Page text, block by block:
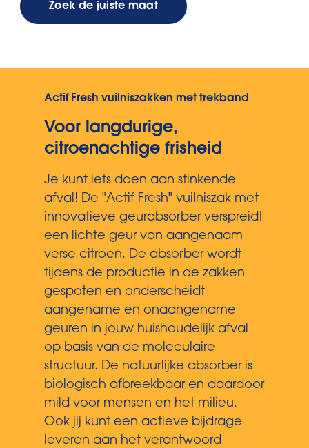
Zoek de juiste maat
Actif Fresh vuilniszakken met trekband
Voor langdurige,
citroenachtige frisheid
Je kunt iets doen aan stinkende
afval! De "Actif Fresh" vuilniszak met
innovatieve geurabsorber verspreidt
een lichte geur van aangenaam
verse citroen. De absorber wordt
tijdens de productie in de zakken
gespoten en onderscheidt
aangename en onaangename
geuren in jouw huishoudelijk afval
op basis van de moleculaire
structuur. De natuurlijke absorber is
biologisch afbreekbaar en daardoor
mild voor mensen en het milieu.
Ook jij kunt een actieve bijdrage
leveren aan het verantwoord